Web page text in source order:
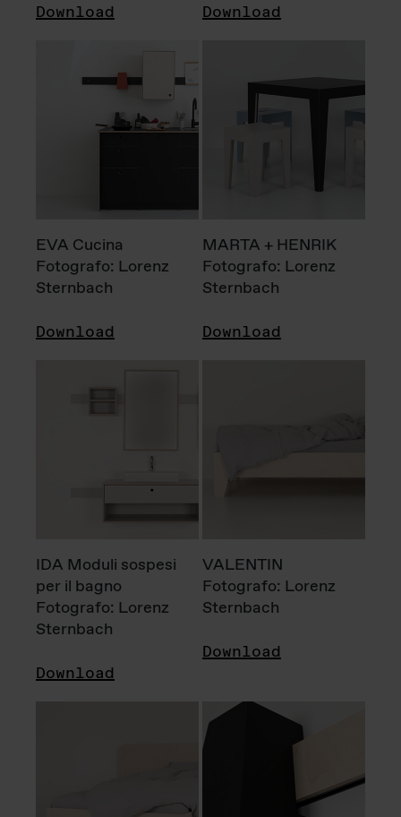
Download Download
EVA Cucina
Fotografo: Lorenz
Sternbach
Download
MARTA + HENRIK
Fotografo: Lorenz
Sternbach
Download
IDA Moduli sospesi
per il bagno
Fotografo: Lorenz
Sternbach
Download
VALENTIN
Fotografo: Lorenz
Sternbach
Download